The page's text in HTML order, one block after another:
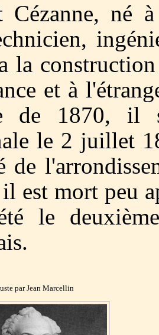
Cézanne, né
la
et à
de 1870, il
le 2 juillet
de
est mort peu
le
par Jean Marcellin